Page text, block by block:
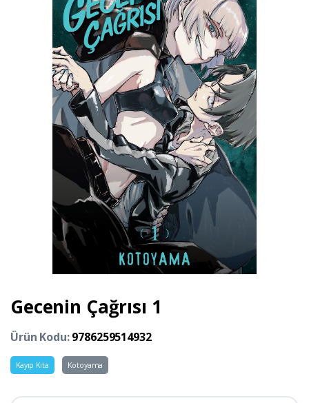
Gecenin Çağrısı 1
Ürün Kodu:9786259514932
Kayıp Kıta Kotoyama